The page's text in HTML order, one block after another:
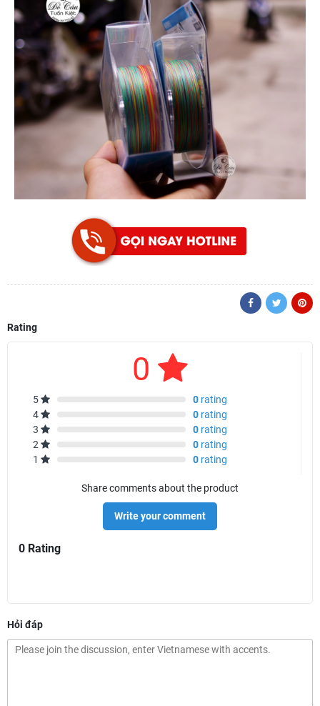
Rating
0
5 0 rating
4
0 rating
3
0 rating
2
0 rating
1
0 rating
Share comments about the product
Write your comment
0 Rating
Hỏi đáp